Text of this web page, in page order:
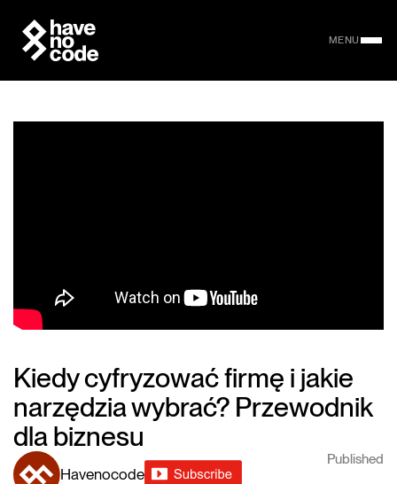
MENU
Kiedy cyfryzować firmę i jakie
narzędzia wybrać? Przewodnik
dla biznesu
Havenocode
Published